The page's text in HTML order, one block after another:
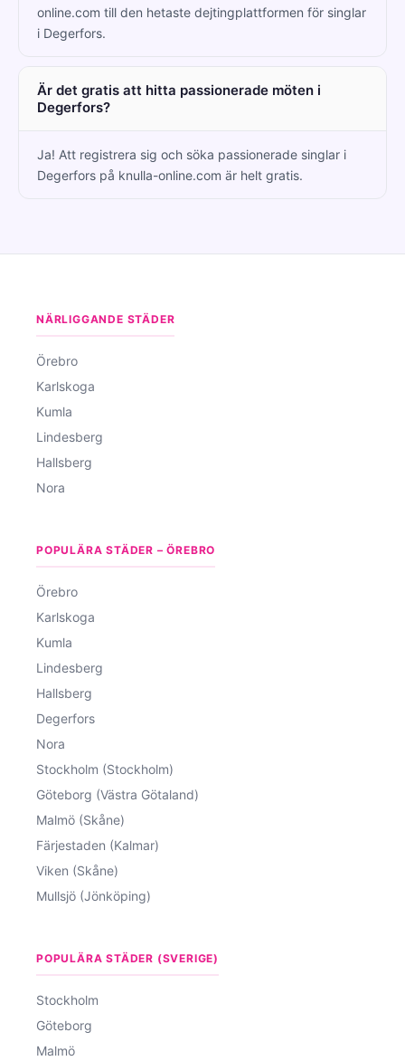
online.com till den hetaste dejtingplattformen för singlar
i Degerfors.
Är det gratis att hitta passionerade möten i
Degerfors?
Ja! Att registrera sig och söka passionerade singlar i
Degerfors på knulla-online.com är helt gratis.
NÄRLIGGANDE STÄDER
Örebro
Karlskoga
Kumla
Lindesberg
Hallsberg
Nora
POPULÄRA STÄDER – ÖREBRO
Örebro
Karlskoga
Kumla
Lindesberg
Hallsberg
Degerfors
Nora
Stockholm (Stockholm)
Göteborg (Västra Götaland)
Malmö (Skåne)
Färjestaden (Kalmar)
Viken (Skåne)
Mullsjö (Jönköping)
POPULÄRA STÄDER (SVERIGE)
Stockholm
Göteborg
Malmö